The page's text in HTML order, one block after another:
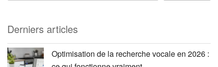
Derniers articles
Optimisation de la recherche vocale en 2026 :